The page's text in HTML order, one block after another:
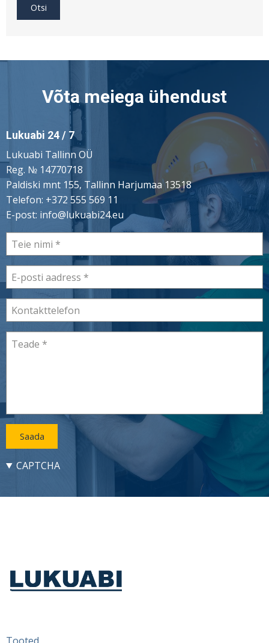
Võta meiega ühendust
Lukuabi 24 / 7
Lukuabi Tallinn OÜ
Reg. № 14770718
Paldiski mnt 155, Tallinn Harjumaa 13518
Telefon: +372 555 569 11
E-post: info@lukuabi24.eu
Teie
nimi
E-
posti
Kontakttelefon
Teade
CAPTCHA
Footer